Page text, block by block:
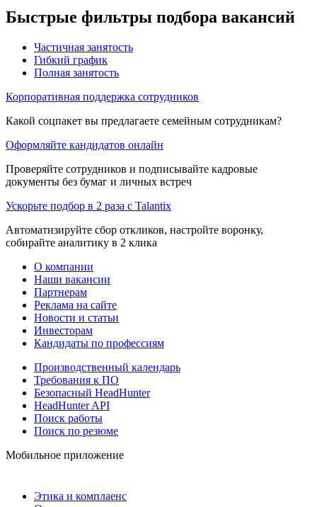
Быстрые фильтры подбора вакансий
Частичная занятость
Гибкий график
Полная занятость
Корпоративная поддержка сотрудников
Какой соцпакет вы предлагаете семейным сотрудникам?
Оформляйте кандидатов онлайн
Проверяйте сотрудников и подписывайте кадровые
документы без бумаг и личных встреч
Ускорьте подбор в 2 раза с Talantix
Автоматизируйте сбор откликов, настройте воронку,
собирайте аналитику в 2 клика
О компании
Наши вакансии
Партнерам
Реклама на сайте
Новости и статьи
Инвесторам
Кандидаты по профессиям
Производственный календарь
Требования к ПО
Безопасный HeadHunter
HeadHunter API
Поиск работы
Поиск по резюме
Мобильное приложение
Этика и комплаенс